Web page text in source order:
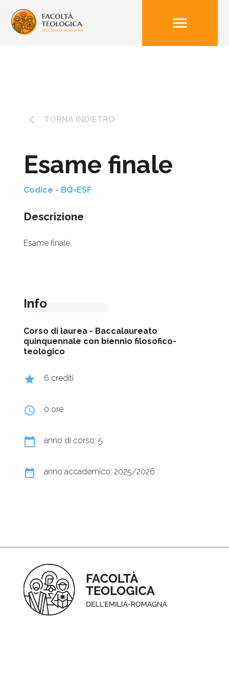
menu
keyboard_arrow_left TORNA INDIETRO
Esame finale
Codice - BQ-ESF
Descrizione
Esame finale
Info
Corso di laurea - Baccalaureato
quinquennale con biennio filosofico-
teologico
grade 6 crediti
query_builder 0 ore
calendar_today anno di corso: 5
date_range anno accademico: 2025/2026